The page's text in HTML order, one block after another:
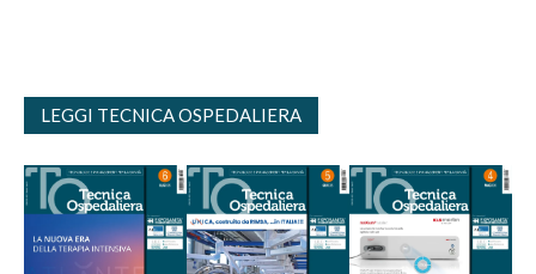
LEGGI TECNICA OSPEDALIERA